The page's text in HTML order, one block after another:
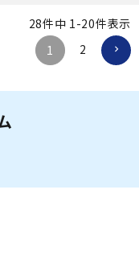
28件中 1-20件表示
1
2